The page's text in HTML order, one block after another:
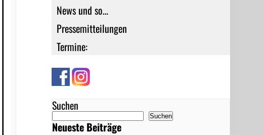
News und so…
Pressemitteilungen
Termine:
Suchen
Suchen
Neueste Beiträge